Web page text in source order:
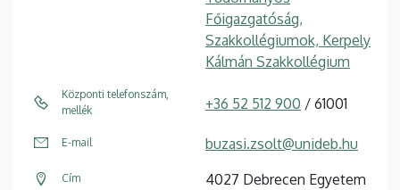
Főigazgatóság,
Szakkollégiumok, Kerpely
Kálmán Szakkollégium
Központi telefonszám,
mellék
+36 52 512 900 / 61001
E-mail buzasi.zsolt@unideb.hu
Cím
4027 Debrecen Egyetem